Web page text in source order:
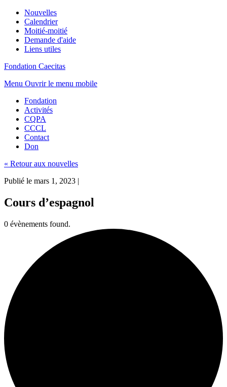
Nouvelles
Calendrier
Moitié-moitié
Demande d'aide
Liens utiles
Fondation Caecitas
Menu Ouvrir le menu mobile
Fondation
Activités
CQPA
CCCL
Contact
Don
« Retour aux nouvelles
Publié le mars 1, 2023 |
Cours d’espagnol
0 évènements found.